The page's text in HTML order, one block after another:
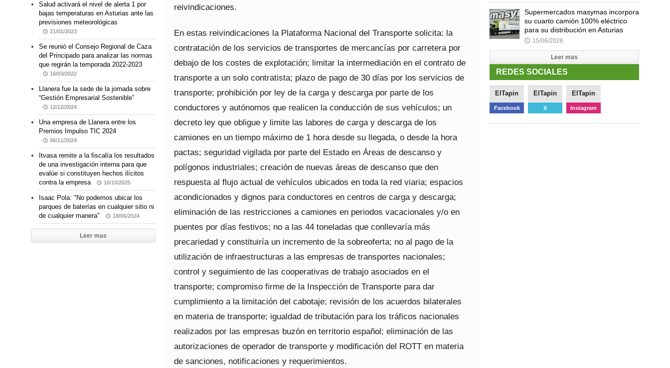
reivindicaciones.
En estas reivindicaciones la Plataforma Nacional del Transporte solicita: la
contratación de los servicios de transportes de mercancías por carretera por
debajo de los costes de explotación; limitar la intermediación en el contrato de
transporte a un solo contratista; plazo de pago de 30 días por los servicios de
transporte; prohibición por ley de la carga y descarga por parte de los
conductores y autónomos que realicen la conducción de sus vehículos; un
decreto ley que obligue y limite las labores de carga y descarga de los
camiones en un tiempo máximo de 1 hora desde su llegada, o desde la hora
pactas; seguridad vigilada por parte del Estado en Áreas de descanso y
polígonos industriales; creación de nuevas áreas de descanso que den
respuesta al flujo actual de vehículos ubicados en toda la red viaria; espacios
acondicionados y dignos para conductores en centros de carga y descarga;
eliminación de las restricciones a camiones en periodos vacacionales y/o en
puentes por días festivos; no a las 44 toneladas que conllevaría más
precariedad y constituiría un incremento de la sobreoferta; no al pago de la
utilización de infraestructuras a las empresas de transportes nacionales;
control y seguimiento de las cooperativas de trabajo asociados en el
transporte; compromiso firme de la Inspección de Transporte para dar
cumplimiento a la limitación del cabotaje; revisión de los acuerdos bilaterales
en materia de transporte; igualdad de tributación para los tráficos nacionales
realizados por las empresas buzón en territorio español; eliminación de las
autorizaciones de operador de transporte y modificación del ROTT en materia
de sanciones, notificaciones y requerimientos.
Salud activará el nivel de alerta 1 por
bajas temperaturas en Asturias ante las
previsiones meteorológicas
21/01/2023
Se reunió el Consejo Regional de Caza
del Principado para analizar las normas
que regirán la temporada 2022-2023
16/03/2022
Llanera fue la sede de la jornada sobre
“Gestión Empresarial Sostenible”
12/12/2024
Una empresa de Llanera entre los
Premios Impulso TIC 2024
06/11/2024
Itvasa remite a la fiscalía los resultados
de una investigación interna para que
evalúe si constituyen hechos ilícitos
contra la empresa
10/10/2025
Isaac Pola: "No podemos ubicar los
parques de baterías en cualquier sitio ni
de cualquier manera"
18/06/2024
Leer mas
Supermercados masymas incorpora
su cuarto camión 100% eléctrico
para su distribución en Asturias
🕔 15/06/2026
Leer mas
REDES SOCIALES
ElTapin
Facebook
ElTapin
X
ElTapin
Instagram